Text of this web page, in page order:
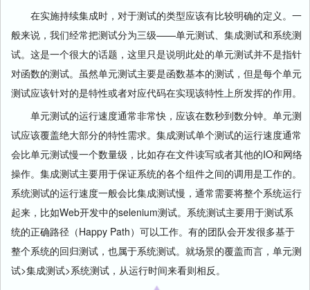
在实施持续集成时，对于测试的类型应该有比较明确的定义。一
般来说，我们经常把测试分为三级——单元测试、集成测试和系统测
试。这是一个很大的话题，这里只是说明此处的单元测试并不是指针
对函数的测试。虽然单元测试主要是函数基本的测试，但是每个单元
测试应该针对的是特性或者对应代码在实现该特性上所发挥的作用。
单元测试的运行速度通常非常快，应该在数秒到数分钟。单元测
试应该覆盖绝大部分的特性需求。集成测试单个测试的运行速度通常
会比单元测试慢一个数量级，比如存在文件读写或者其他的IO和网络
操作。集成测试主要用于保证系统的各个组件之间的调用是工作的。
系统测试的运行速度一般会比集成测试慢，通常需要将整个系统运行
起来，比如Web开发中的selenium测试。系统测试主要用于测试系
统的正确路径（Happy Path）可以工作。有的团队会开发很多基于
整个系统的回归测试，也属于系统测试。就场景的覆盖而言，单元测
试>集成测试>系统测试，从运行时间来看则相反。